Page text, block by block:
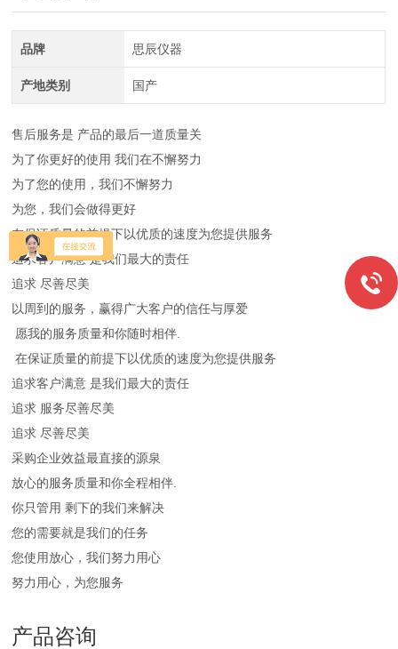
品牌 思辰仪器
产地类别 国产
售后服务是 产品的最后一道质量关
为了你更好的使用 我们在不懈努力
为了您的使用，我们不懈努力
为您，我们会做得更好
在保证质量的前提下以优质的速度为您提供服务
追求客户满意 是我们最大的责任
追求 尽善尽美
以周到的服务，赢得广大客户的信任与厚爱
愿我的服务质量和你随时相伴.
在保证质量的前提下以优质的速度为您提供服务
追求客户满意 是我们最大的责任
追求 服务尽善尽美
追求 尽善尽美
采购企业效益最直接的源泉
放心的服务质量和你全程相伴.
你只管用 剩下的我们来解决
您的需要就是我们的任务
您使用放心，我们努力用心
努力用心，为您服务
产品咨询